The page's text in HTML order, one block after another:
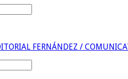
FERNÁNDEZ /